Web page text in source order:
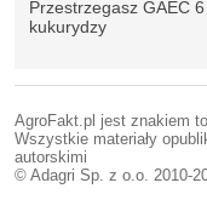
Przestrzegasz GAEC
kukurydzy
AgroFakt.pl jest znakiem
Wszystkie materiały
autorskimi
© Adagri Sp. z o.o. 2010-